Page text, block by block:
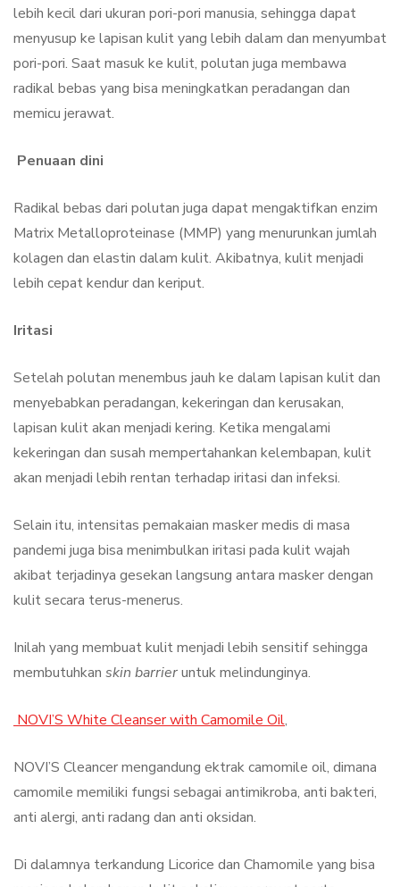
lebih kecil dari ukuran pori-pori manusia, sehingga dapat
menyusup ke lapisan kulit yang lebih dalam dan menyumbat
pori-pori. Saat masuk ke kulit, polutan juga membawa
radikal bebas yang bisa meningkatkan peradangan dan
memicu jerawat.
Penuaan dini
Radikal bebas dari polutan juga dapat mengaktifkan enzim
Matrix Metalloproteinase (MMP) yang menurunkan jumlah
kolagen dan elastin dalam kulit. Akibatnya, kulit menjadi
lebih cepat kendur dan keriput.
Iritasi
Setelah polutan menembus jauh ke dalam lapisan kulit dan
menyebabkan peradangan, kekeringan dan kerusakan,
lapisan kulit akan menjadi kering. Ketika mengalami
kekeringan dan susah mempertahankan kelembapan, kulit
akan menjadi lebih rentan terhadap iritasi dan infeksi.
Selain itu, intensitas pemakaian masker medis di masa
pandemi juga bisa menimbulkan iritasi pada kulit wajah
akibat terjadinya gesekan langsung antara masker dengan
kulit secara terus-menerus.
Inilah yang membuat kulit menjadi lebih sensitif sehingga
membutuhkan skin barrieruntuk melindunginya.
NOVI’S White Cleanser with Camomile Oil,
NOVI’S Cleancer mengandung ektrak camomile oil, dimana
camomile memiliki fungsi sebagai antimikroba, anti bakteri,
anti alergi, anti radang dan anti oksidan.
Di dalamnya terkandung Licorice dan Chamomile yang bisa